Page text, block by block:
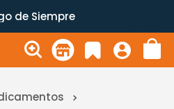
de Siempre